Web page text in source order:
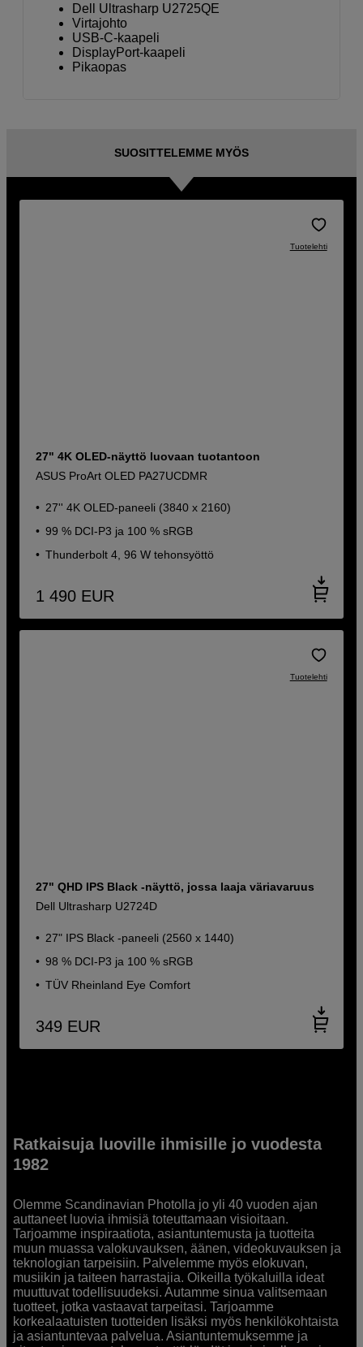
Dell Ultrasharp U2725QE
Virtajohto
USB-C-kaapeli
DisplayPort-kaapeli
Pikaopas
SUOSITTELEMME MYÖS
Tuotelehti
27" 4K OLED-näyttö luovaan tuotantoon
ASUS ProArt OLED PA27UCDMR
27'' 4K OLED-paneeli (3840 x 2160)
99 % DCI-P3 ja 100 % sRGB
Thunderbolt 4, 96 W tehonsyöttö
1 490 EUR
Tuotelehti
27" QHD IPS Black -näyttö, jossa laaja väriavaruus
Dell Ultrasharp U2724D
27" IPS Black -paneeli (2560 x 1440)
98 % DCI-P3 ja 100 % sRGB
TÜV Rheinland Eye Comfort
349 EUR
Ratkaisuja luoville ihmisille jo vuodesta
1982
Olemme Scandinavian Photolla jo yli 40 vuoden ajan
auttaneet luovia ihmisiä toteuttamaan visioitaan.
Tarjoamme inspiraatiota, asiantuntemusta ja tuotteita
muun muassa valokuvauksen, äänen, videokuvauksen ja
teknologian tarpeisiin. Palvelemme myös elokuvan,
musiikin ja taiteen harrastajia. Oikeilla työkaluilla ideat
muuttuvat todellisuudeksi. Autamme sinua valitsemaan
tuotteet, jotka vastaavat tarpeitasi. Tarjoamme
korkealaatuisten tuotteiden lisäksi myös henkilökohtaista
ja asiantuntevaa palvelua. Asiantuntemuksemme ja